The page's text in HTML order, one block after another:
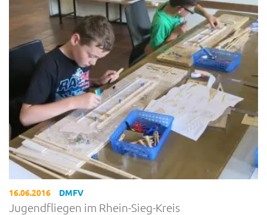
16.06.2016 DMFV
Jugendfliegen im Rhein-Sieg-Kreis